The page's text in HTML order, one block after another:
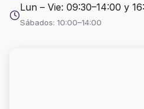
Lun – Vie: 09:30–14:00 y
Sábados: 10:00–14:00